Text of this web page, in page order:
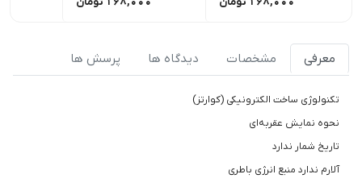
معرفی مشخصات دیدگاه ها پرسش ها
تکنولوژی ساخت الکترونیکی (کوارتز)
نحوه نمایش عقربه‌ای
تاریخ شمار ندارد
آلارم ندارد منبع انرژی باطری